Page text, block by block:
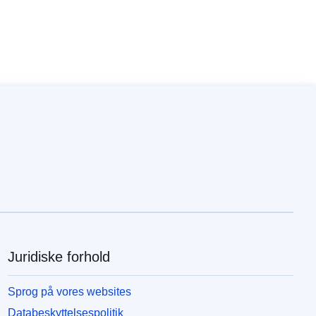
Juridiske forhold
Sprog på vores websites
Databeskyttelsespolitik